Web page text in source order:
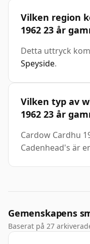
Vilken region
1962 23 år
Detta uttryck
Speyside.
Vilken typ av
1962 23 år
Cardow Cardhu
Cadenhead's är
Gemenskapens
Baserat på 27